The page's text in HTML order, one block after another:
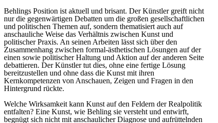
Behlings Position ist aktuell und brisant. Der Künstler greift nicht
nur die gegenwärtigen Debatten um die großen gesellschaftlichen
und politischen Themen auf, sondern thematisiert auch auf
anschauliche Weise das Verhältnis zwischen Kunst und
politischer Praxis. An seinen Arbeiten lässt sich über den
Zusammenhang zwischen formal-ästhetischen Lösungen auf der
einen sowie politischer Haltung und Aktion auf der anderen Seite
debattieren. Der Künstler tut dies, ohne eine fertige Lösung
bereitzustellen und ohne dass die Kunst mit ihren
Kernkompetenzen von Anschauen, Zeigen und Fragen in den
Hintergrund rückte.
Welche Wirksamkeit kann Kunst auf den Feldern der Realpolitik
entfalten? Eine Kunst, wie Behling sie versteht und entwirft,
begnügt sich nicht mit anschaulicher Diagnose und aufrüttelnden